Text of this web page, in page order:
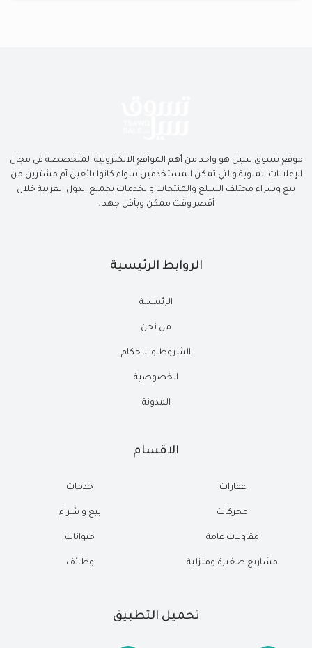
موقع تسوق سيل هو واحد من أهم المواقع الالكترونية المتخصصة في مجال
الإعلانات المبوبة والتي تمكن المستخدمين سواء كانوا بائعين أم مشترين من
بيع وشراء مختلف السلع والمنتجات والخدمات بجميع الدول العربية خلال
أقصر وقت ممكن وبأقل جهد .
الروابط الرئيسية
الرئيسية
من نحن
الشروط و الاحكام
الخصوصية
المدونة
الاقسام
عقارات
محركات
مقاولات عامة
مشاريع صغيرة ومنزلية
خدمات
بيع و شراء
حيوانات
وظائف
تحميل التطبيق